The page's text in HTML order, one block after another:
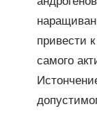
привести
самого